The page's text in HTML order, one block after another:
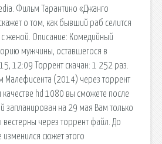
Фильм Тарантино «Джанго
о том, как бывший раб селится
женой. Описание: Комедийный
мужчины, оставшегося в
12:09 Торрент скачан: 1 252 раз.
Малефисента (2014) через торрент
hd 1080 вы сможете после
запланирован на 29 мая Вам только
через торрент файл. До
изменился сюжет этого